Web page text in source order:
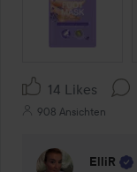
14 Likes
908 Ansichten
ElliR